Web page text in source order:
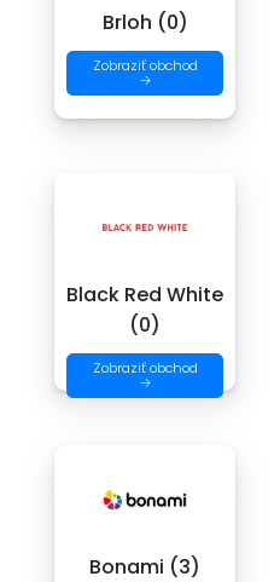
Brloh (0)
Zobraziť obchod
→
Black Red White
(0)
Zobraziť obchod
→
Bonami (3)